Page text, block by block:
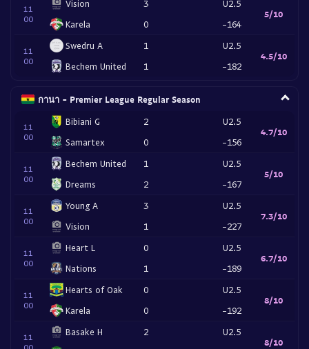
11
00
Vision
Karela
3
0
U2.5
-164
5/10
11
00
Swedru A
Bechem United
1
1
U2.5
-182
4.5/10
กานา - Premier League Regular Season
11
00
Bibiani G
Samartex
2
0
U2.5
-156
4.7/10
11
00
Bechem United
Dreams
1
2
U2.5
-167
5/10
11
00
Young A
Vision
3
1
U2.5
-227
7.3/10
11
00
Heart L
Nations
0
1
U2.5
-189
6.7/10
11
00
Hearts of Oak
Karela
0
0
U2.5
-192
8/10
11
00
Basake H
2
U2.5
8/10